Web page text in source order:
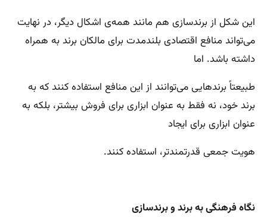
این شکل از برندسازی هم مانند همه‌ی اشکال دیگر، در نهایت
می‌تواند منافع اقتصادی بلندمدت برای مالکان برند به همراه
داشته باشد. اما
طبیعتاً برندهایی می‌توانند از این منافع استفاده کنند که به
برند خود، نه فقط به عنوان ابزاری برای فروش بیشتر،‌ بلکه به
عنوان ابزاری برای ایجاد
هویت جمعی قدرتمند‌تر، استفاده کنند.
نگاه فرهنگی به برند و برندسازی